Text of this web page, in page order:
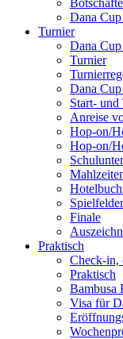
Dana Cup
Turnier
Dana
Turnier
Dana
Start- und
Anreise
Hop-on/
Hop-on/
Finale
Praktisch
Check-in,
Praktisch
Bambusa
Visa für